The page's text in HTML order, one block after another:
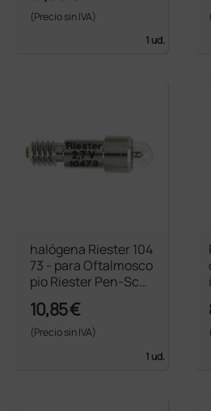
(Precio sin IVA)
1 ud.
halógena Riester 104
73 - para Oftalmosco
pio Riester Pen-Sco
10,85 €
(Precio sin IVA)
1 ud.